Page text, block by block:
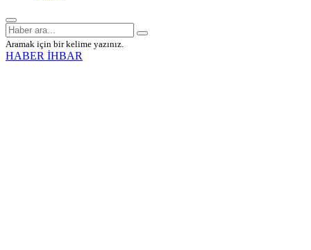
Aramak için bir kelime yazınız.
HABER İHBAR